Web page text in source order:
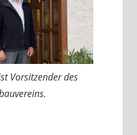
Vorsitzender des